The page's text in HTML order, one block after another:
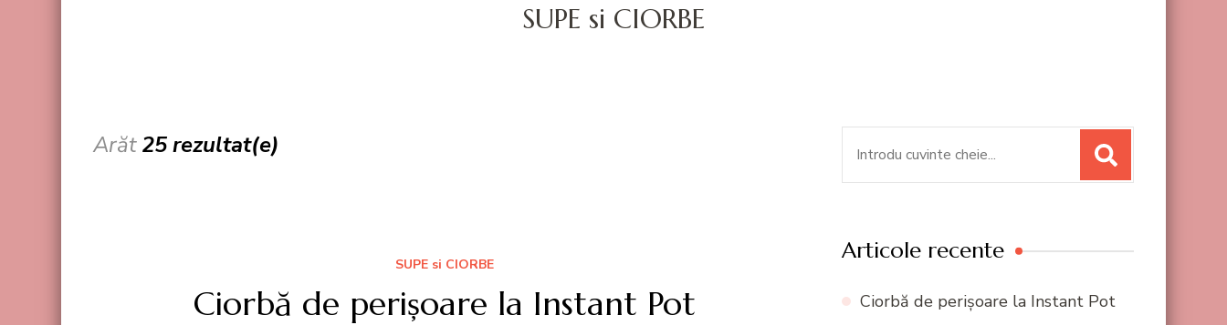
SUPE si CIORBE
Arăt25 rezultat(e)
SUPE si CIORBE
Ciorbă de perișoare la Instant Pot
Articole recente
Ciorbă de perișoare la Instant Pot